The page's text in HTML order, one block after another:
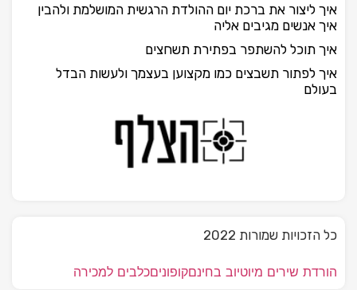
איך ליצור את ברכת יום ההולדת הרגשית המושלמת ולהבין
איך אנשים מגיבים אליה
איך תוכל להשתפר בפתירת תשחצים
איך לפתור תשבצים כמו מקצוען בעצמך ולעשות הבדל
בעולם
כל הזכויות שמורות 2022
הורדת שירים מיוטיוב בחינםקופוניםכלבים למכירה